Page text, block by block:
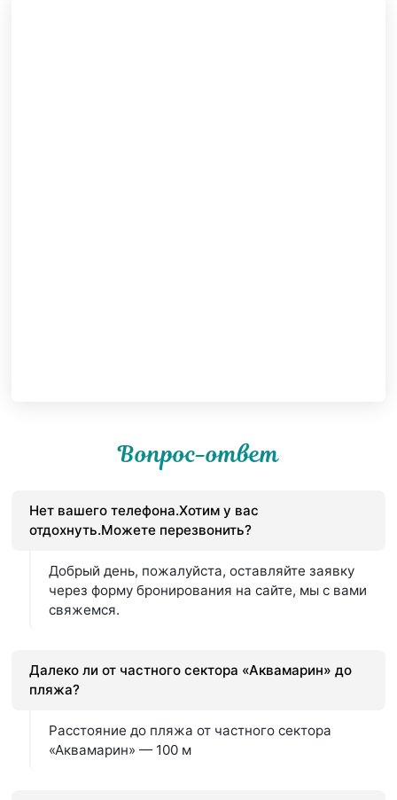
Вопрос-ответ
Нет вашего телефона.Хотим у вас
отдохнуть.Можете перезвонить?
Добрый день, пожалуйста, оставляйте заявку
через форму бронирования на сайте, мы с вами
свяжемся.
Далеко ли от частного сектора «Аквамарин» до
пляжа?
Расстояние до пляжа от частного сектора
«Аквамарин» — 100 м